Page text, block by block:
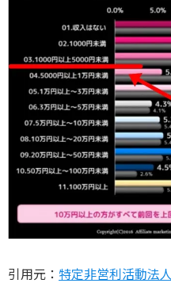
引用元： 特定非営利活動法